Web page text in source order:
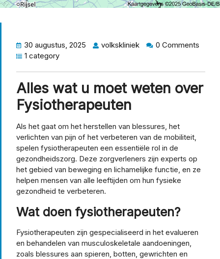
30 augustus, 2025 volkskliniek
0 Comments
1 category
Alles wat u moet weten over
Fysiotherapeuten
Als het gaat om het herstellen van blessures, het
verlichten van pijn of het verbeteren van de mobiliteit,
spelen fysiotherapeuten een essentiële rol in de
gezondheidszorg. Deze zorgverleners zijn experts op
het gebied van beweging en lichamelijke functie, en ze
helpen mensen van alle leeftijden om hun fysieke
gezondheid te verbeteren.
Wat doen fysiotherapeuten?
Fysiotherapeuten zijn gespecialiseerd in het evalueren
en behandelen van musculoskeletale aandoeningen,
zoals blessures aan spieren, botten, gewrichten en